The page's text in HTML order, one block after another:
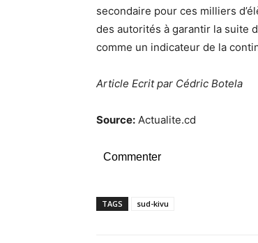
secondaire pour ces milliers
des autorités à garantir la suite
comme un indicateur de la
Article Ecrit par Cédric Botela
Source: Actualite.cd
Commenter
TAGS sud-kivu